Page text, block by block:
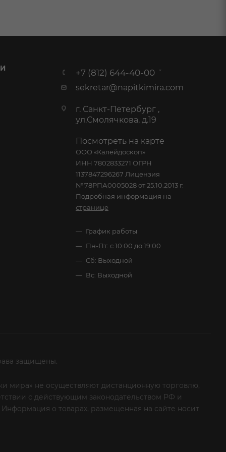
+7 (812) 644-40-00
sekretar@napitkimira.com
г. Санкт-Петербург ,
ул.Смолячкова, д.19
Посмотреть на карте
ООО «Калейдоскоп»
ИНН 7802833271 ОГРН
1137847296267 Лицензия
№78РПА0005028 от 25.10.2013 г.
Подробная информация на
странице
График работы
Пн-Пт: с 10:00 до 19:00
Сб: Выходной
Вс: Выходной
защищены.
мира» не осуществляют дистанционную торговлю,
с действующим законодательством РФ и
о товарах, размещенная на сайте носит